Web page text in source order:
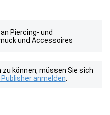
Piercing- und
und Accessoires
können, müssen Sie sich
anmelden